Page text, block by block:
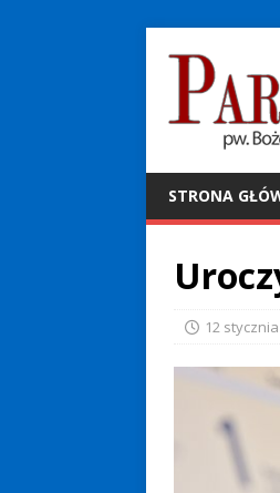
STRONA
12